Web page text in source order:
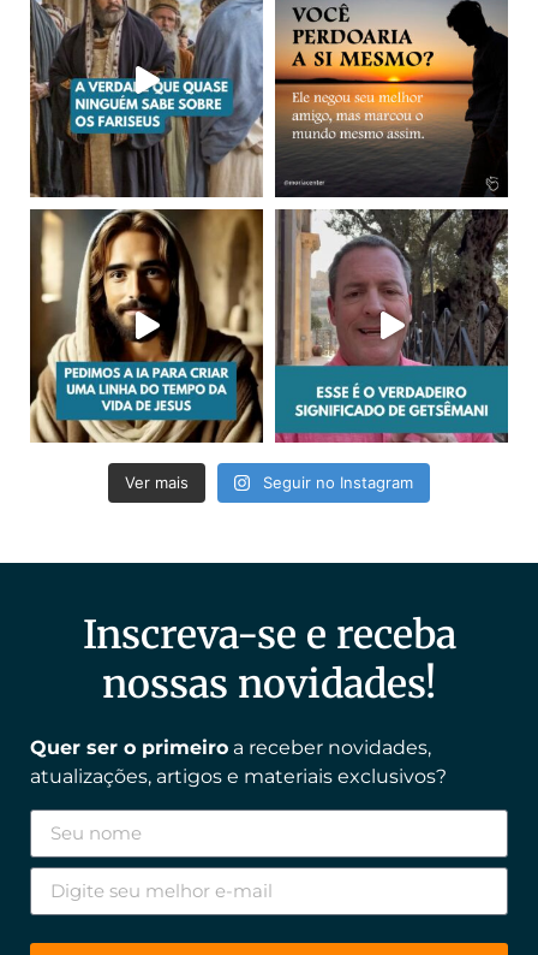
Ver mais Seguir no Instagram
Inscreva-se e receba
nossas novidades!
Quer ser o primeiro a receber novidades,
atualizações, artigos e materiais exclusivos?